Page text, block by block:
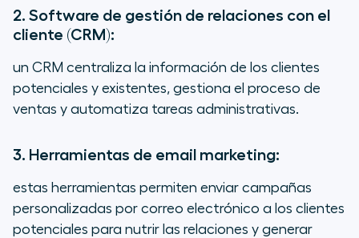
2. Software de gestión de relaciones con el
cliente (CRM):
un CRM centraliza la información de los clientes
potenciales y existentes, gestiona el proceso de
ventas y automatiza tareas administrativas.
3. Herramientas de email marketing:
estas herramientas permiten enviar campañas
personalizadas por correo electrónico a los clientes
potenciales para nutrir las relaciones y generar